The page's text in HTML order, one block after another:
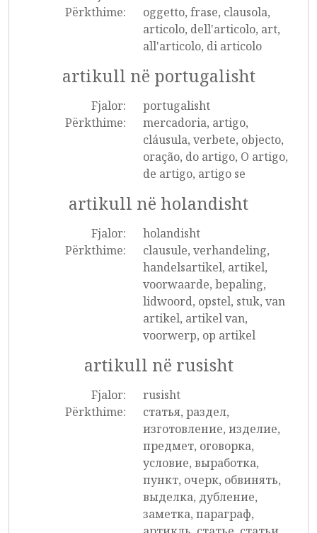
Përkthime:
oggetto, frase, clausola,
articolo, dell'articolo, art,
all'articolo, di articolo
artikull në portugalisht
Fjalor:
portugalisht
Përkthime:
mercadoria, artigo,
cláusula, verbete, objecto,
oração, do artigo, O artigo,
de artigo, artigo se
artikull në holandisht
Fjalor:
holandisht
Përkthime:
clausule, verhandeling,
handelsartikel, artikel,
voorwaarde, bepaling,
lidwoord, opstel, stuk, van
artikel, artikel van,
voorwerp, op artikel
artikull në rusisht
Fjalor:
rusisht
Përkthime:
статья, раздел,
изготовление, изделие,
предмет, оговорка,
условие, выработка,
пункт, очерк, обвинять,
выделка, дубление,
заметка, параграф,